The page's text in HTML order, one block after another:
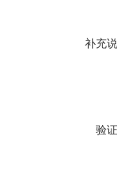
补充
验